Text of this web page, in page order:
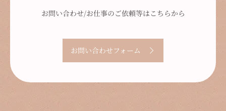
お問い合わせ/お仕事のご依頼等はこちらから
お問い合わせフォーム